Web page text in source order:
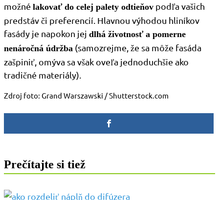
možné lakovať do celej palety odtieňov podľa vašich
predstáv či preferencií. Hlavnou výhodou hliníkov
fasády je napokon jej dlhá životnosť a pomerne
nenáročná údržba (samozrejme, že sa môže fasáda
zašpiniť, omýva sa však oveľa jednoduchšie ako
tradičné materiály).
Zdroj foto: Grand Warszawski / Shutterstock.com
Prečítajte si tiež